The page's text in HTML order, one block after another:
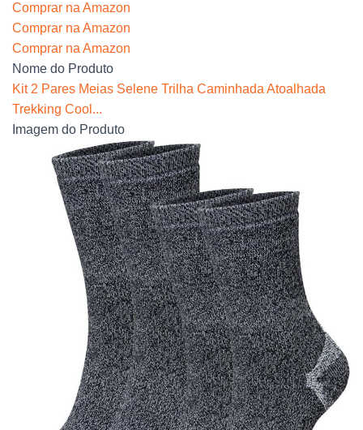
Comprar na Amazon
Comprar na Amazon
Comprar na Amazon
Nome do Produto
Kit 2 Pares Meias Selene Trilha Caminhada Atoalhada
Trekking Cool...
Imagem do Produto